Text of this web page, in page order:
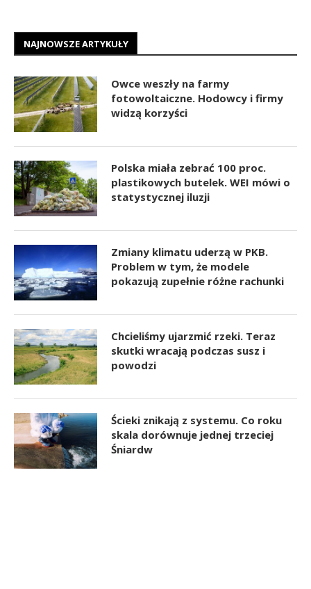
NAJNOWSZE ARTYKUŁY
Owce weszły na farmy
fotowoltaiczne. Hodowcy i firmy
widzą korzyści
Polska miała zebrać 100 proc.
plastikowych butelek. WEI mówi o
statystycznej iluzji
Zmiany klimatu uderzą w PKB.
Problem w tym, że modele
pokazują zupełnie różne rachunki
Chcieliśmy ujarzmić rzeki. Teraz
skutki wracają podczas susz i
powodzi
Ścieki znikają z systemu. Co roku
skala dorównuje jednej trzeciej
Śniardw